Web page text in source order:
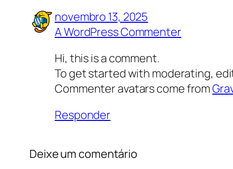
novembro 13, 2025
A WordPress Commenter
Hi, this is a comment.
To get started with moderating,
Commenter avatars come from
Responder
Deixe um comentário